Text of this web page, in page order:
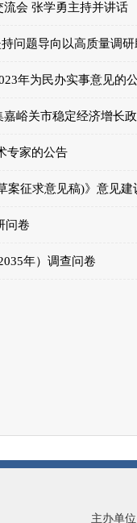
会 张学勇主持并讲话
问题导向以高质量调
年为民办实事意见的
峪关市稳定经济增长
专家的公告
案征求意见稿)》意见建
问卷
年）调查问卷
主办单